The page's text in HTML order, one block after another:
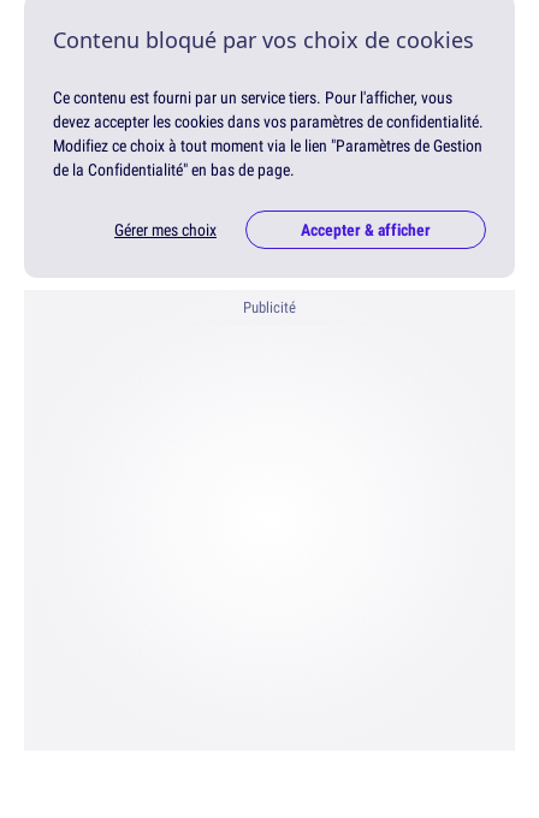
Contenu bloqué par vos choix de cookies
Ce contenu est fourni par un service tiers. Pour l'afficher, vous
devez accepter les cookies dans vos paramètres de confidentialité.
Modifiez ce choix à tout moment via le lien "Paramètres de Gestion
de la Confidentialité" en bas de page.
Gérer mes choix Accepter & afficher
Publicité